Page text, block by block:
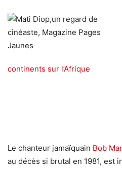
continents sur l’Afrique
Le chanteur jamaïquain Bob
au décès si brutal en 1981, est